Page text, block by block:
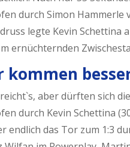
durch Simon Hammerle
legte Kevin Schettina
ernüchternden
kommen
aber dürften sich
durch Kevin Schettina
endlich das Tor zum 1:3